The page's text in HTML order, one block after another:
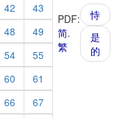
42
43
48
49
54
55
60
61
66
67
PDF:
简.
繁
恃
是
的